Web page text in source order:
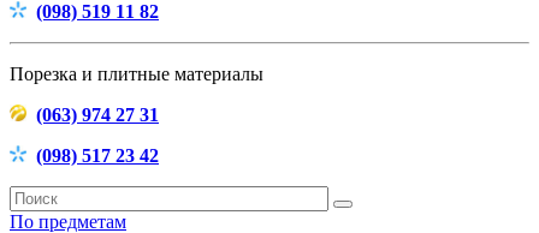
(098) 519 11 82
Порезка и плитные материалы
(063) 974 27 31
(098) 517 23 42
По предметам